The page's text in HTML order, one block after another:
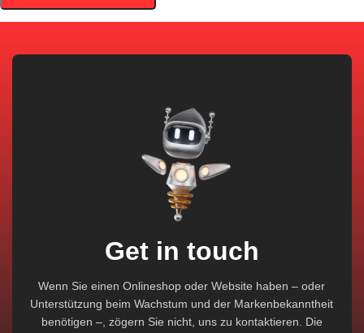
Get in touch
Wenn Sie einen Onlineshop oder Website haben – oder
Unterstützung beim Wachstum und der Markenbekanntheit
benötigen –, zögern Sie nicht, uns zu kontaktieren. Die